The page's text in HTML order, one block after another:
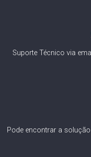
Suporte Técnico via
Pode encontrar a